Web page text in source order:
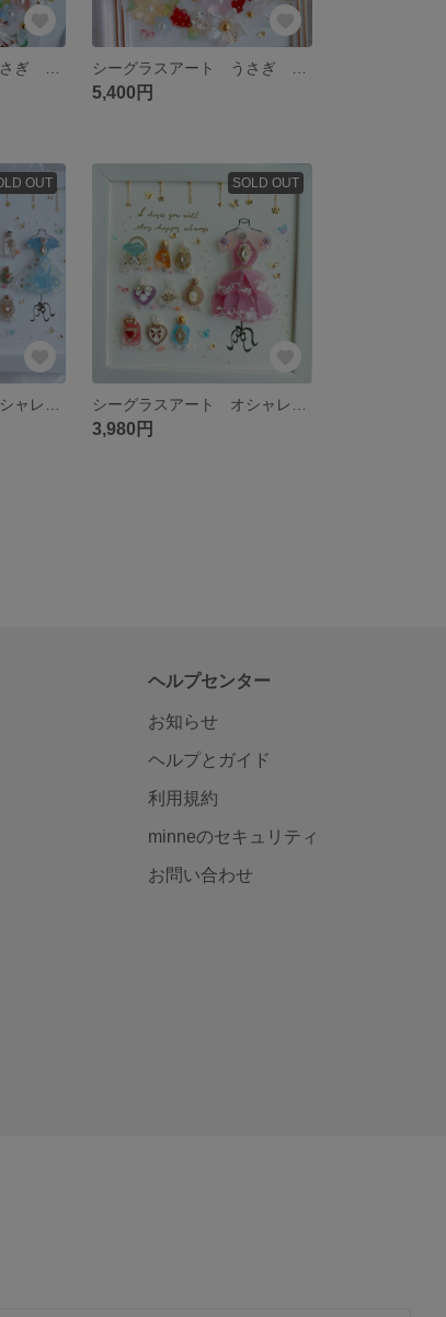
5,400円
OUT SOLD OUT
3,980円
ヘルプセンター
お知らせ
ヘルプとガイド
利用規約
minneのセキュリティ
お問い合わせ